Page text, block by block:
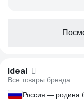
Цена здесь очень
Ideal
Все товары бренда
Россия — родина